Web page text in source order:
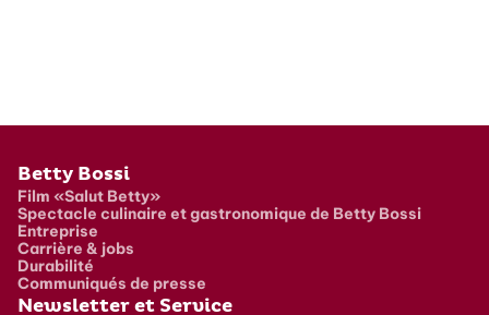
Pied de page
Betty Bossi
Film «Salut Betty»
Spectacle culinaire et gastronomique de Betty Bossi
Entreprise
Carrière & jobs
Durabilité
Communiqués de presse
Newsletter et Service